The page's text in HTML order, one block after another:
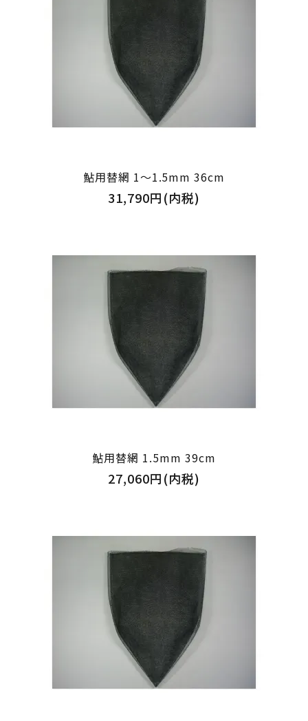
鮎用替網 1～1.5mm 36cm
31,790円(内税)
鮎用替網 1.5mm 39cm
27,060円(内税)